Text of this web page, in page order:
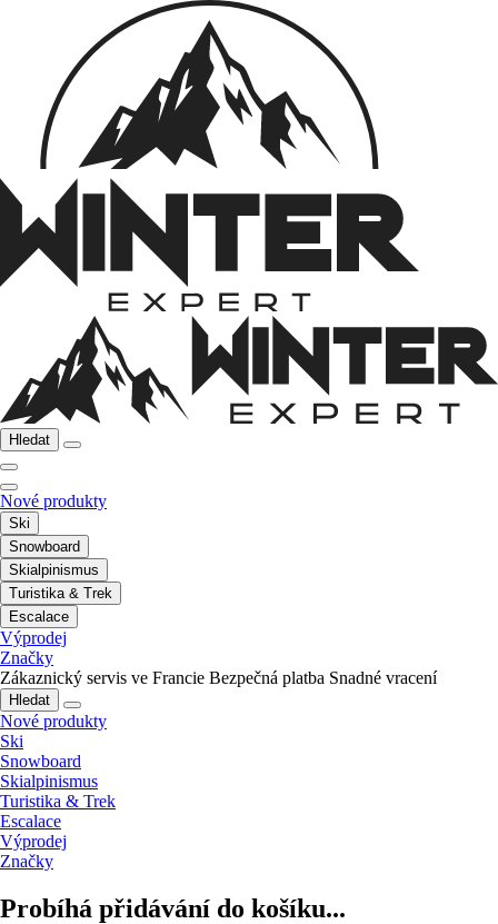
Hledat
Nové produkty
Ski
Snowboard
Skialpinismus
Turistika & Trek
Escalace
Výprodej
Značky
Zákaznický servis ve Francie Bezpečná platba Snadné vracení
Hledat
Nové produkty
Ski
Snowboard
Skialpinismus
Turistika & Trek
Escalace
Výprodej
Značky
Probíhá přidávání do košíku...